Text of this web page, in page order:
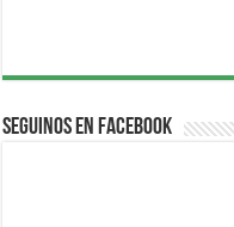
Seguinos en Facebook